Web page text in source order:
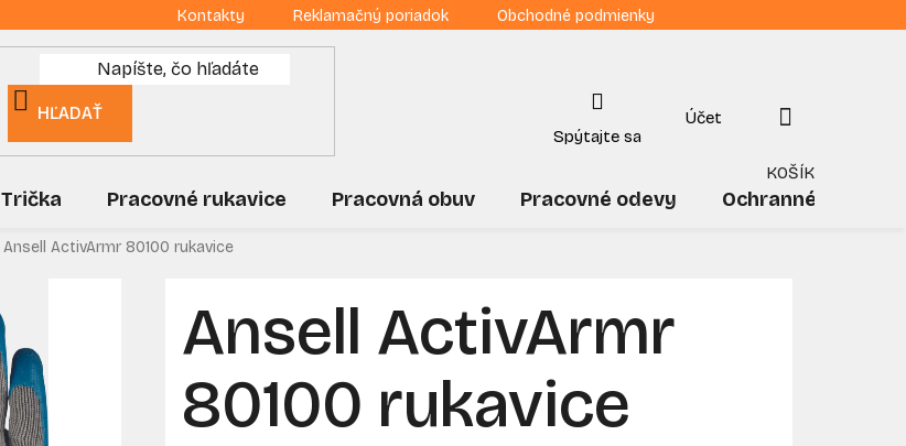
Kontakty Reklamačný poriadok Obchodné podmienky
HĽADAŤ
NÁKUPNÝ
KOŠÍK
Trička Pracovné rukavice Pracovná obuv Pracovné odevy Ochranné
Ansell ActivArmr 80100 rukavice
Ansell ActivArmr
80100 rukavice